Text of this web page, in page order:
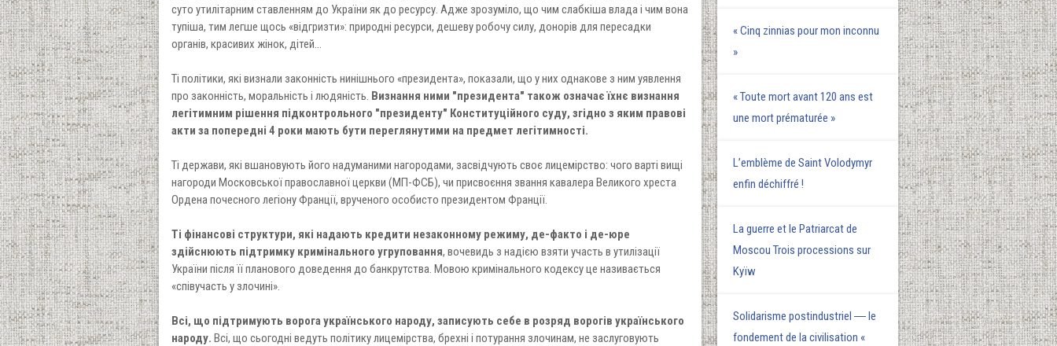
суто утилітарним ставленням до України як до ресурсу. Адже зрозуміло, що чим слабкіша влада і чим вона
тупіша, тим легше щось «відгризти»: природні ресурси, дешеву робочу силу, донорів для пересадки
органів, красивих жінок, дітей...
Ті політики, які визнали законність нинішнього «президента», показали, що у них однакове з ним уявлення
про законність, моральність і людяність. Визнання ними "президента" також означає їхнє визнання
легітимним рішення підконтрольного "президенту" Конституційного суду, згідно з яким правові
акти за попередні 4 роки мають бути переглянутими на предмет легітимності.
Ті держави, які вшановують його надуманими нагородами, засвідчують своє лицемірство: чого варті вищі
нагороди Московської православної церкви (МП-ФСБ), чи присвоєння звання кавалера Великого хреста
Ордена почесного легіону Франції, врученого особисто президентом Франції.
Ті фінансові структури, які надають кредити незаконному режиму, де-факто і де-юре
здійснюють підтримку кримінального угруповання, вочевидь з надією взяти участь в утилізації
України після її планового доведення до банкрутства. Мовою кримінального кодексу це називається
«співучасть у злочині».
Всі, що підтримують ворога українського народу, записують себе в розряд ворогів українського
народу. Всі, що сьогодні ведуть політику лицемірства, брехні і потурання злочинам, не заслуговують
« Cinq zinnias pour mon inconnu
»
« Toute mort avant 120 ans est
une mort prématurée »
L’emblème de Saint Volodymyr
enfin déchiffré !
La guerre et le Patriarcat de
Moscou Trois processions sur
Kyїw
Solidarisme postindustriel ― le
fondement de la civilisation «